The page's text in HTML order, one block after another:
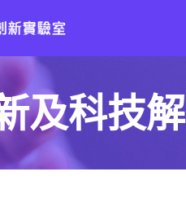
及科技